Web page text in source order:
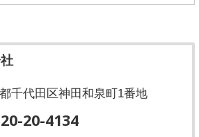
千代田区神田和泉町1番地
20-4134